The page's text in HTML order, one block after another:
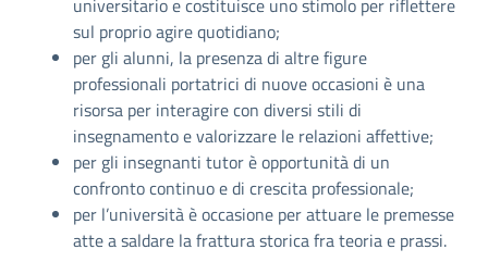
universitario e costituisce uno stimolo per riflettere
sul proprio agire quotidiano;
per gli alunni, la presenza di altre figure
professionali portatrici di nuove occasioni è una
risorsa per interagire con diversi stili di
insegnamento e valorizzare le relazioni affettive;
per gli insegnanti tutor è opportunità di un
confronto continuo e di crescita professionale;
per l’università è occasione per attuare le premesse
atte a saldare la frattura storica fra teoria e prassi.